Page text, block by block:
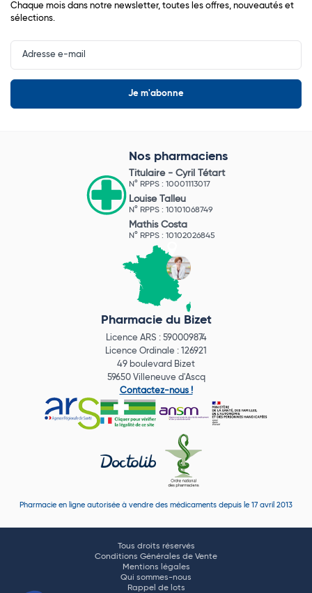
Chaque mois dans notre newsletter, toutes les offres, nouveautés et
sélections.
Input
Newsletter
Nos pharmaciens
Titulaire - Cyril Tétart
N° RPPS : 10001113017
Louise Talleu
N° RPPS : 10101068749
Mathis Costa
N° RPPS : 10102026845
Pharmacie du Bizet
Licence ARS : 590009874
Licence Ordinale : 126921
49 boulevard Bizet
59650 Villeneuve d'Ascq
Contactez-nous !
Pharmacie en ligne autorisée à vendre des médicaments depuis le 17 avril 2013
Tous droits réservés
Conditions Générales de Vente
Mentions légales
Qui sommes-nous
Rappel de lots